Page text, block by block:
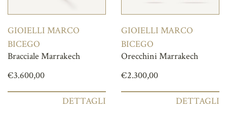
GIOIELLI MARCO
BICEGO
Bracciale Marrakech
€3.600,00
DETTAGLI
GIOIELLI MARCO
BICEGO
Orecchini Marrakech
€2.300,00
DETTAGLI